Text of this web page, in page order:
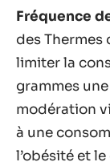
Fréquence
des
limiter la
grammes
modération
à une
l’obésité et